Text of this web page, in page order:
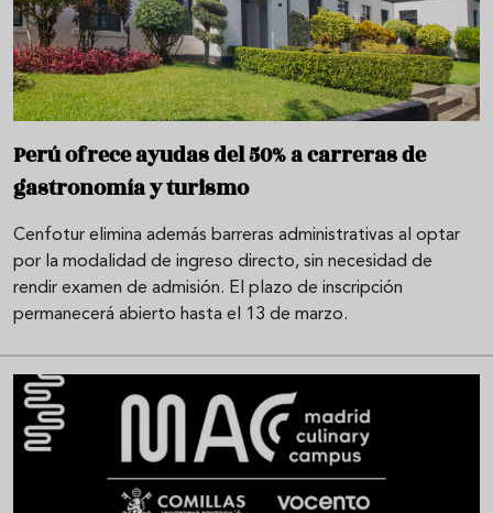
Perú ofrece ayudas del 50% a carreras de
gastronomía y turismo
Cenfotur elimina además barreras administrativas al optar
por la modalidad de ingreso directo, sin necesidad de
rendir examen de admisión. El plazo de inscripción
permanecerá abierto hasta el 13 de marzo.